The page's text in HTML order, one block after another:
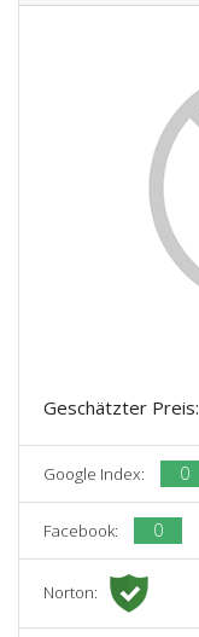
Geschätzter Preis:
Google Index: 0
Facebook: 0
Norton: